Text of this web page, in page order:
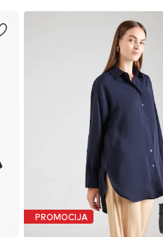
PROMOCIJA